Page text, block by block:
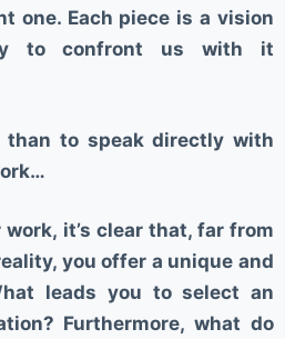
one. Each piece is a vision
to confront us with it
to speak directly with
it’s clear that, far from
you offer a unique and
leads you to select an
Furthermore, what do